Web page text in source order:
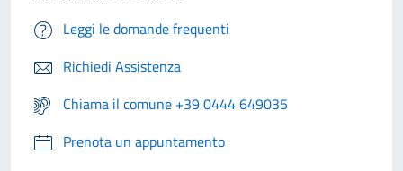
Leggi le domande frequenti
Richiedi Assistenza
Chiama il comune +39 0444 649035
Prenota un appuntamento